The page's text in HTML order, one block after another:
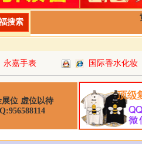
永嘉手表 国际香水化妆
展位 虚位以待